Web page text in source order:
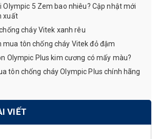
Olympic 5 Zem bao nhiêu? Cập nhật mới
xuất
cháy Vitek xanh rêu
mua tôn chống cháy Vitek đỏ đậm
Olympic Plus kim cương có mấy màu?
tôn chống cháy Olympic Plus chính hãng
VIẾT